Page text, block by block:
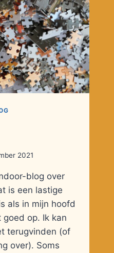
2021
blog over
is een lastige
als in mijn hoofd
op. Ik kan
terugvinden (of
over). Soms